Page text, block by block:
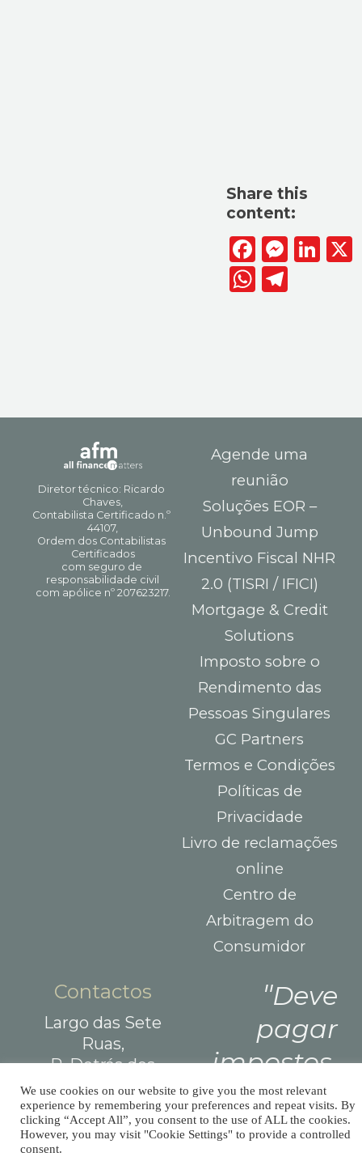
Share this
content:
Facebook
Agende uma
reunião
Soluções EOR –
Unbound Jump
Incentivo Fiscal NHR
2.0 (TISRI / IFICI)
Mortgage & Credit
Solutions
Imposto sobre o
Rendimento das
Pessoas Singulares
GC Partners
Termos e Condições
Políticas de
Privacidade
Livro de reclamações
online
Centro de
Arbitragem do
Consumidor
Contactos
Largo das Sete
Ruas,
R. Detrás dos
Álamos 1B,
8800-604 Tavira
+351 281029059
(chamada para rede
Deve
pagar
impostos,
mas não
há
We use cookies on our website to give you the most relevant
experience by remembering your preferences and repeat visits. By
clicking “Accept All”, you consent to the use of ALL the cookies.
However, you may visit "Cookie Settings" to provide a controlled
consent.